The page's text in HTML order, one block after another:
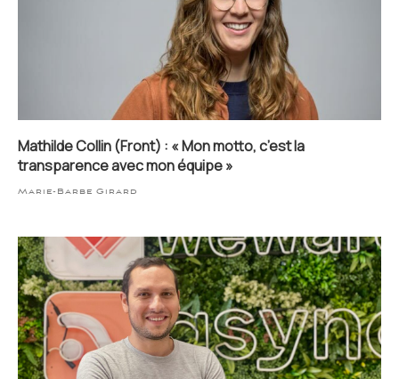
Mathilde Collin (Front) : « Mon motto, c’est la
transparence avec mon équipe »
Marie-Barbe Girard